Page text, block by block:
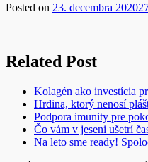
Posted on 23. decembra 2020
Related Post
Kolagén ako investícia
Hrdina, ktorý nenosí
Podpora imunity pre
Čo vám v jeseni ušetrí
Na leto sme ready!